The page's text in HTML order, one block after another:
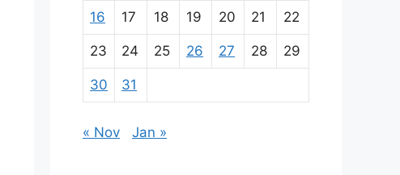
16 17 18 19 20 21 22
23 24 25 26 27 28 29
30 31
« Nov Jan »